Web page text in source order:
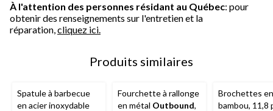
À l'attention des personnes résidant au Québec: pour
obtenir des renseignements sur l'entretien et la
réparation, cliquez ici.
Produits similaires
Spatule à barbecue
en acier inoxydable
Fourchette à rallonge
en métal Outbound,
Brochettes en
bambou, 11,8